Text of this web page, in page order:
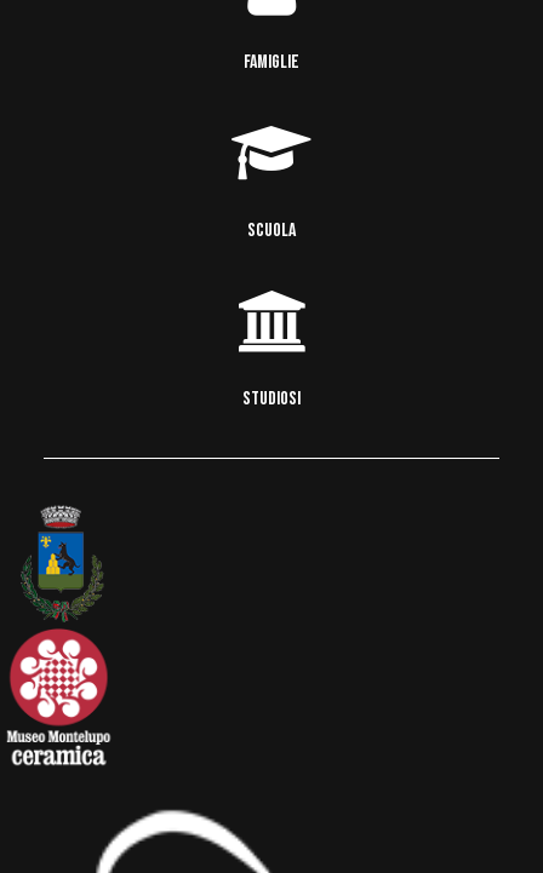
FAMIGLIE
SCUOLA
STUDIOSI